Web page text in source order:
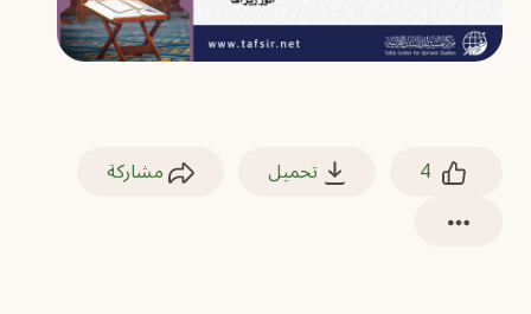
4 تحميل مشاركة